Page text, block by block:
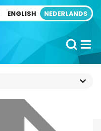
ENGLISH NEDERLANDS